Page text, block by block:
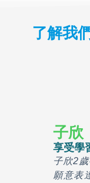
了解我
子欣
享受學
子欣2
願意表